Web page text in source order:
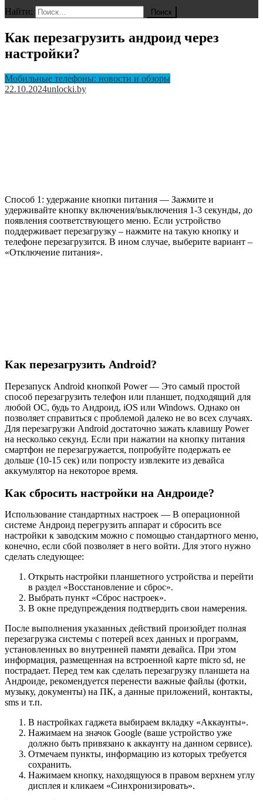
Найти:
Как перезагрузить андроид через
настройки?
Мобильные телефоны: новости и обзоры
22.10.2024unlocki.by
Способ 1: удержание кнопки питания — Зажмите и
удерживайте кнопку включения/выключения 1-3 секунды, до
появления соответствующего меню. Если устройство
поддерживает перезагрузку – нажмите на такую кнопку и
телефоне перезагрузится. В ином случае, выберите вариант –
«Отключение питания».
Как перезагрузить Android?
Перезапуск Android кнопкой Power — Это самый простой
способ перезагрузить телефон или планшет, подходящий для
любой ОС, будь то Андроид, iOS или Windows. Однако он
позволяет справиться с проблемой далеко не во всех случаях.
Для перезагрузки Android достаточно зажать клавишу Power
на несколько секунд. Если при нажатии на кнопку питания
смартфон не перезагружается, попробуйте подержать ее
дольше (10-15 сек) или попросту извлеките из девайса
аккумулятор на некоторое время.
Как сбросить настройки на Андроиде?
Использование стандартных настроек — В операционной
системе Андроид перегрузить аппарат и сбросить все
настройки к заводским можно с помощью стандартного меню,
конечно, если сбой позволяет в него войти. Для этого нужно
сделать следующее:
Открыть настройки планшетного устройства и перейти
в раздел «Восстановление и сброс».
Выбрать пункт «Сброс настроек».
В окне предупреждения подтвердить свои намерения.
После выполнения указанных действий произойдет полная
перезагрузка системы с потерей всех данных и программ,
установленных во внутренней памяти девайса. При этом
информация, размещенная на встроенной карте micro sd, не
пострадает. Перед тем как сделать перезагрузку планшета на
Андроиде, рекомендуется перенести важные файлы (фотки,
музыку, документы) на ПК, а данные приложений, контакты,
sms и т.п.
В настройках гаджета выбираем вкладку «Аккаунты».
Нажимаем на значок Google (ваше устройство уже
должно быть привязано к аккаунту на данном сервисе).
Отмечаем пункты, информацию из которых требуется
сохранить.
Нажимаем кнопку, находящуюся в правом верхнем углу
дисплея и кликаем «Синхронизировать».